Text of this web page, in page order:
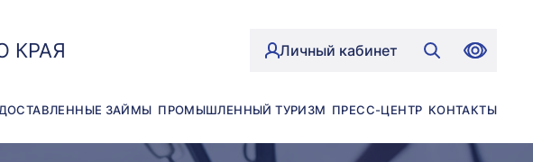
КРАЯ Личный кабинет
ЗАЙМЫ ПРОМЫШЛЕННЫЙ ТУРИЗМ ПРЕСС-ЦЕНТР КОНТАКТЫ